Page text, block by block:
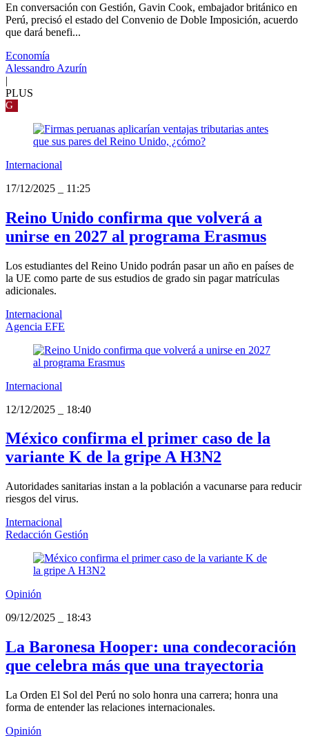
En conversación con Gestión, Gavin Cook, embajador británico en
Perú, precisó el estado del Convenio de Doble Imposición, acuerdo
que dará benefi...
Economía
Alessandro Azurín
|
PLUS
G
Internacional
17/12/2025
11:25
Reino Unido confirma que volverá a
unirse en 2027 al programa Erasmus
Los estudiantes del Reino Unido podrán pasar un año en países de
la UE como parte de sus estudios de grado sin pagar matrículas
adicionales.
Internacional
Agencia EFE
Internacional
12/12/2025
18:40
México confirma el primer caso de la
variante K de la gripe A H3N2
Autoridades sanitarias instan a la población a vacunarse para reducir
riesgos del virus.
Internacional
Redacción Gestión
Opinión
09/12/2025
18:43
La Baronesa Hooper: una condecoración
que celebra más que una trayectoria
La Orden El Sol del Perú no solo honra una carrera; honra una
forma de entender las relaciones internacionales.
Opinión